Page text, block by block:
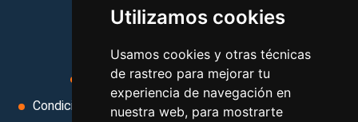
Utilizamos cookies
Usamos cookies y otras técnicas
de rastreo para mejorar tu
experiencia de navegación en
nuestra web, para mostrarte
Aviso legal
Condiciones de uso
Condiciones Generales
Ley de Viajes Combinados